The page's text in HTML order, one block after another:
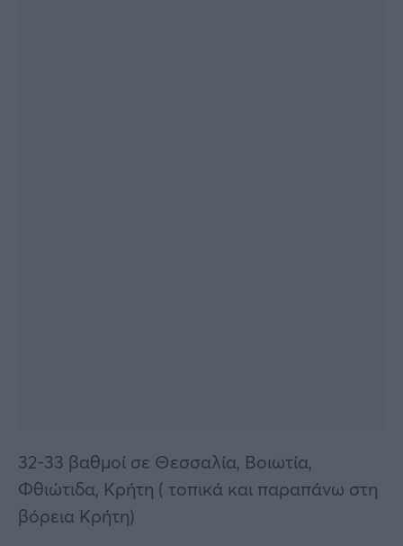
32-33 βαθμοί σε Θεσσαλία, Βοιωτία,
Φθιώτιδα, Κρήτη ( τοπικά και παραπάνω στη
βόρεια Κρήτη)